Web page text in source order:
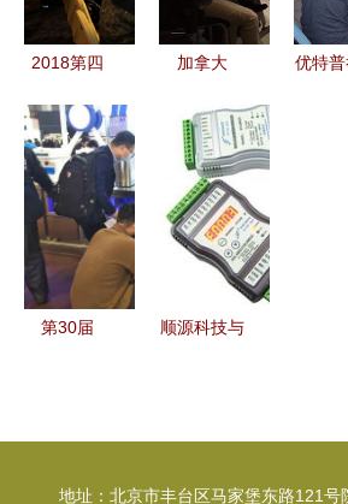
办
在库检验技
术交流与比
2018第四
噪声与振动
防控技术交
流会在成都
召开
加拿大
柏斯）产品
技术推广交
流会在苏州
中衡设计集
团成功举办
——2016
优特
第30届
顺源科技与
地址：北京市丰台区马家堡东路121号